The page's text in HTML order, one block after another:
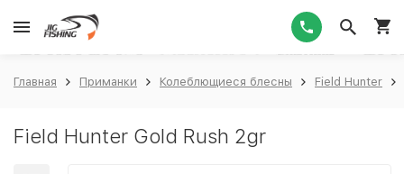
Главная Приманки Колеблющиеся блесны Field Hunter
Field Hunter Gold Rush 2gr